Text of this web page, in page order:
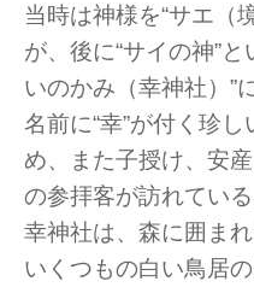
当時は神様を“サエ（
が、後に“サイの神”
いのかみ（幸神社）”
名前に“幸”が付く珍
め、また子授け、安
の参拝客が訪れている
幸神社は、森に囲ま
いくつもの白い鳥居